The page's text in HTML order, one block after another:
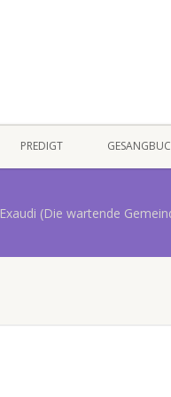
PREDIGT
Exaudi (Die wartende